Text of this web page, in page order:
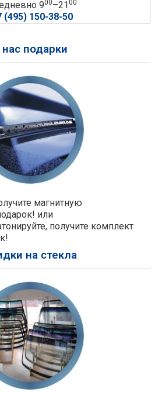
900–2100
(495) 150-38-50
подарки
магнитную
или
получите комплект
на стекла